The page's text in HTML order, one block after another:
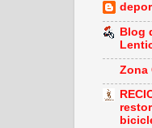
Blog
Zona